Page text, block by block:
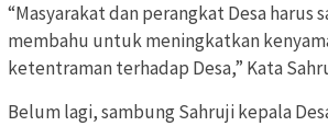
“Masyarakat dan perangkat Desa harus
membahu untuk meningkatkan
ketentraman terhadap Desa,” Kata
Belum lagi, sambung Sahruji kepala